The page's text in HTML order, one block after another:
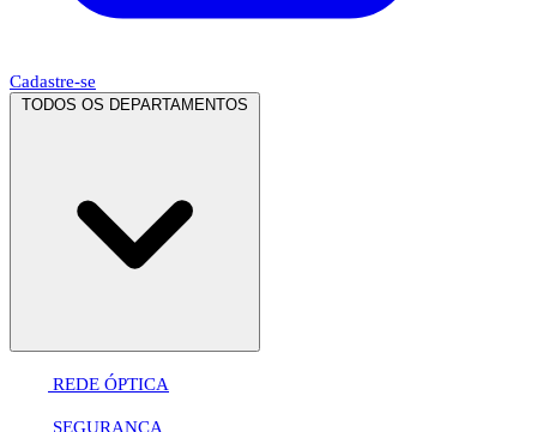
Cadastre-se
TODOS OS DEPARTAMENTOS
REDE ÓPTICA
SEGURANÇA